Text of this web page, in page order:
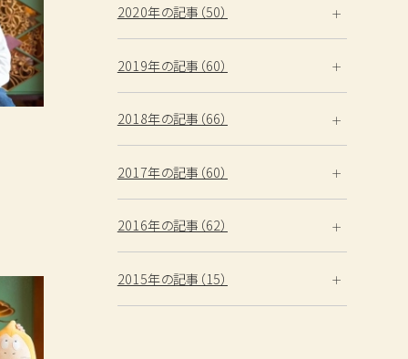
2020年の記事（50）
2019年の記事（60）
2018年の記事（66）
2017年の記事（60）
2016年の記事（62）
2015年の記事（15）